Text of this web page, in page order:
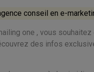
conseil en e-
one , vous souhaitez
des infos